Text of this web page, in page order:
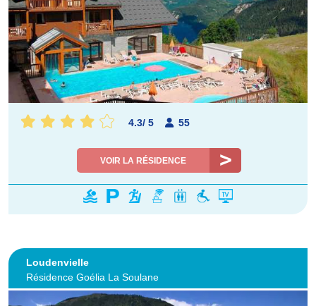
4.3/ 5 55
VOIR LA RÉSIDENCE
Loudenvielle
Résidence Goélia La Soulane